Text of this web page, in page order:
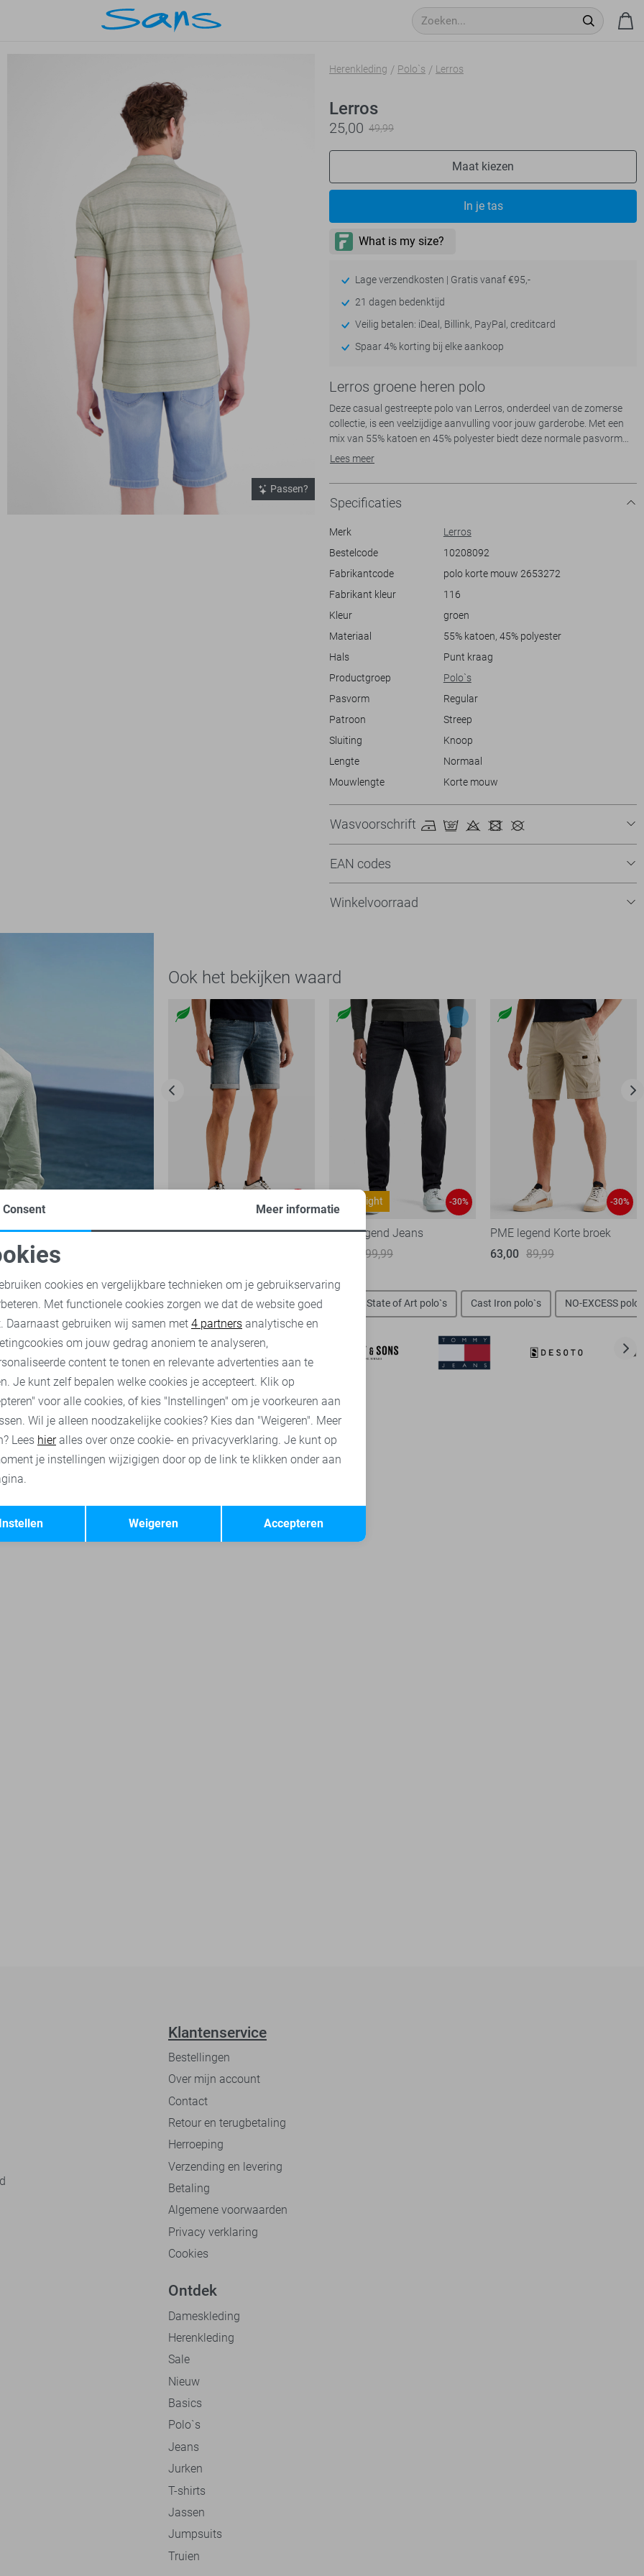
Passen?
Herenkleding Polo`s Lerros
Lerros
25,00 49,99
Maat kiezen
In je tas
Lage verzendkosten | Gratis vanaf €95,-
21 dagen bedenktijd
Veilig betalen: iDeal, Billink, PayPal, creditcard
Spaar 4% korting bij elke aankoop
Lerros groene heren polo
Deze casual gestreepte polo van Lerros, onderdeel van de zomerse
collectie, is een veelzijdige aanvulling voor jouw garderobe. Met een
mix van 55% katoen en 45% polyester biedt deze normale pasvorm
zowel comfort als duurzaamheid. De subtiele strepen en puntkraag
verschillende gelegenheden. Of je nu een ontspannen dag met
vrienden plant of een informele bijeenkomst hebt, deze polo past
perfect.
De korte mouwen en normale lengte maken deze polo geschikt voor
tintje toe, waardoor je eenvoudig kunt variëren met je look. Combineer
de Lerros polo met een lichte jeansshort of een comfortabele chino
voor een casual uitstraling die toch stijlvol is. Of je nu op een zomerse
polo biedt de perfecte balans tussen casual gemak en verfijnde stijl.
Lees meer
Specificaties
Merk
Lerros
Bestelcode
10208092
Fabrikantcode
polo korte mouw 2653272
Fabrikant kleur
116
Kleur
groen
Materiaal
55% katoen, 45% polyester
Hals
Punt kraag
Productgroep
Polo`s
Pasvorm
Regular
Patroon
Streep
Sluiting
Knoop
Lengte
Normaal
Mouwlengte
Korte mouw
Wasvoorschrift
EAN codes
Winkelvoorraad
Ook het bekijken waard
PME legend Korte broek
Nightflight -30%
PME legend Jeans
99,99
-30%
PME legend Korte broek
63,00 89,99
truien Lerros broeken Lerros korte broeken Only & Sons polo`s State of Art polo`s Cast Iron polo`s NO-EXCESS
Klantenservice
Bestellingen
Over mijn account
Contact
Retour en terugbetaling
Herroeping
Verzending en levering
Betaling
Algemene voorwaarden
Privacy verklaring
Cookies
Ontdek
Dameskleding
Herenkleding
Sale
Nieuw
Basics
Polo`s
Jeans
Jurken
T-shirts
Jassen
Jumpsuits
Truien
cookies
cookies Marketing cookies
Terug Opslaan
Consent Meer informatie
cookies en vergelijkbare technieken om je gebruikservaring
Met functionele cookies zorgen we dat de website goed
Daarnaast gebruiken wij samen met 4 partners analytische en
om jouw gedrag anoniem te analyseren,
content te tonen en relevante advertenties aan te
Je kunt zelf bepalen welke cookies je accepteert. Klik op
voor alle cookies, of kies "Instellingen" om je voorkeuren aan
Wil je alleen noodzakelijke cookies? Kies dan "Weigeren". Meer
Lees hieralles over onze cookie- en privacyverklaring. Je kunt op
je instellingen wijzigigen door op de link te klikken onder aan
Accepteren
Weigeren
Instellen